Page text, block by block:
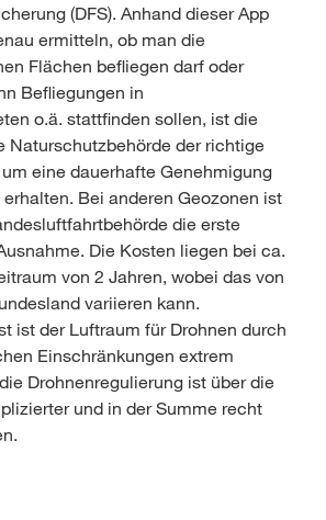
(DFS). Anhand dieser App
ermitteln, ob man die
Flächen befliegen darf oder
Befliegungen in
o.ä. stattfinden sollen, ist die
Naturschutzbehörde der richtige
eine dauerhafte Genehmigung
Bei anderen Geozonen ist
die erste
Die Kosten liegen bei ca.
von 2 Jahren, wobei das von
variieren kann.
ist der Luftraum für Drohnen durch
Einschränkungen extrem
Drohnenregulierung ist über die
und in der Summe recht